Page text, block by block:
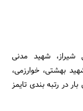
شهید مدنی
بهشتی، خوارزمی،
در رتبه بندی تایمز